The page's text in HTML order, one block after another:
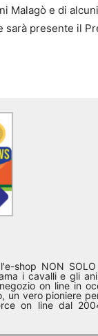
Malagò e di
sarà presente il
shop NON SOLO
i cavalli e gli
on line in
un vero pioniere
on line dal